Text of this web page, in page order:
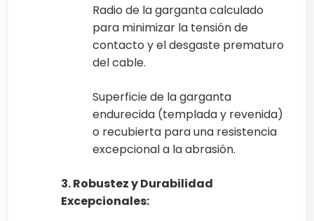
Radio de la garganta calculado
para minimizar la tensión de
contacto y el desgaste prematuro
del cable.
Superficie de la garganta
endurecida (templada y revenida)
o recubierta para una resistencia
excepcional a la abrasión.
3. Robustez y Durabilidad
Excepcionales: